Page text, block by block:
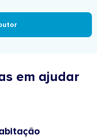
em ajudar